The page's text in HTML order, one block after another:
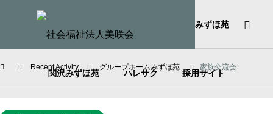
みずほ苑
関沢みずほ苑 ハレサク 採用サイト
Recent Activity グループホームみずほ苑 家族交流会